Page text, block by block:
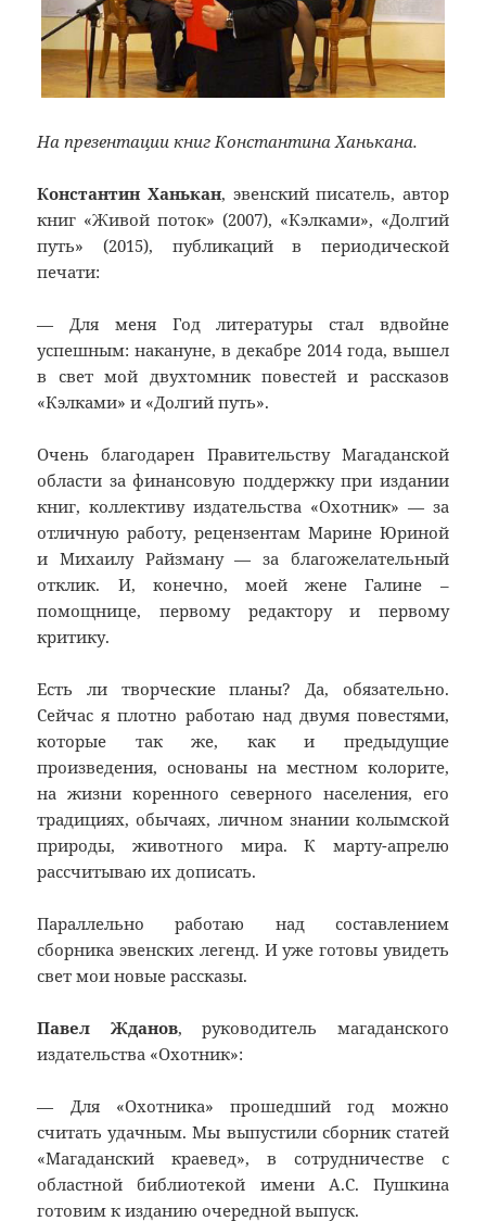
На презентации книг Константина Ханькана.
Константин Ханькан, эвенский писатель, автор
книг «Живой поток» (2007), «Кэлками», «Долгий
путь» (2015), публикаций в периодической
печати:
— Для меня Год литературы стал вдвойне
успешным: накануне, в декабре 2014 года, вышел
в свет мой двухтомник повестей и рассказов
«Кэлками» и «Долгий путь».
Очень благодарен Правительству Магаданской
области за финансовую поддержку при издании
книг, коллективу издательства «Охотник» — за
отличную работу, рецензентам Марине Юриной
и Михаилу Райзману — за благожелательный
отклик. И, конечно, моей жене Галине –
помощнице, первому редактору и первому
критику.
Есть ли творческие планы? Да, обязательно.
Сейчас я плотно работаю над двумя повестями,
которые так же, как и предыдущие
произведения, основаны на местном колорите,
на жизни коренного северного населения, его
традициях, обычаях, личном знании колымской
природы, животного мира. К марту-апрелю
рассчитываю их дописать.
Параллельно работаю над составлением
сборника эвенских легенд. И уже готовы увидеть
свет мои новые рассказы.
Павел Жданов, руководитель магаданского
издательства «Охотник»:
— Для «Охотника» прошедший год можно
считать удачным. Мы выпустили сборник статей
«Магаданский краевед», в сотрудничестве с
областной библиотекой имени А.С. Пушкина
готовим к изданию очередной выпуск.